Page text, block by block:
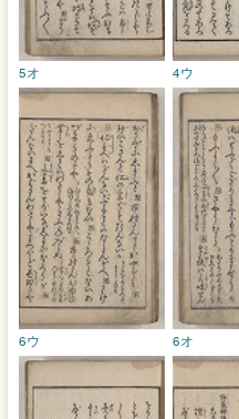
4ウ
5オ
6オ
6ウ